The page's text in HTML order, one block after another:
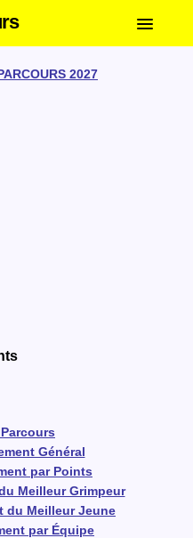
2027
Général
par Points
Meilleur Grimpeur
du Meilleur Jeune
par Équipe